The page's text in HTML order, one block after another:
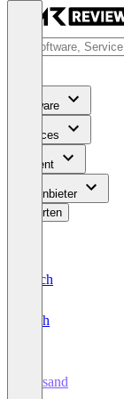
Software
Services
Content
Für Anbieter
Bewerten
Deutsch
English
Versand